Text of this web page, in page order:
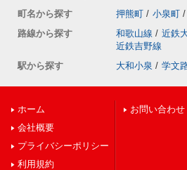
町名から探す
押熊町 / 小泉町 /
路線から探す
和歌山線 / 近鉄
近鉄吉野線
駅から探す
大和小泉 / 学文
ホーム
会社概要
プライバシーポリシー
利用規約
お問い合わせ